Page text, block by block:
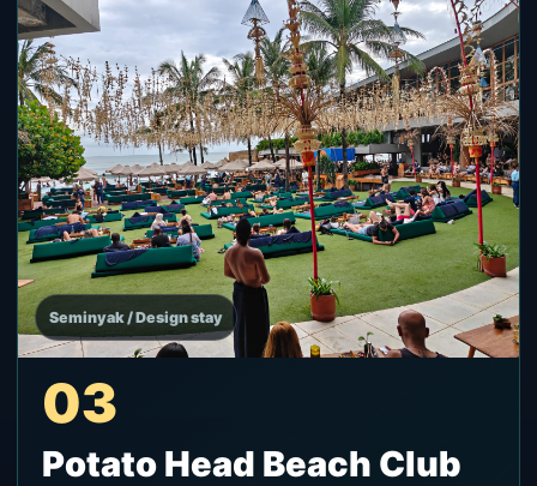
Seminyak / Design stay
03
Potato Head Beach Club